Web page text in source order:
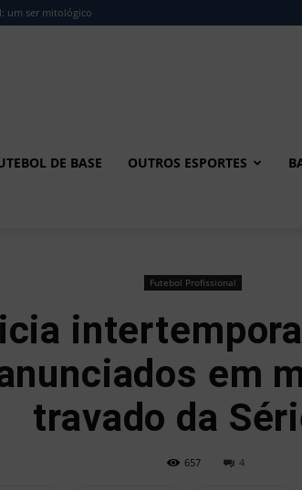
um ser mitológico
DE BASE OUTROS ESPORTES
Futebol Profissional
em
travado da
657 4